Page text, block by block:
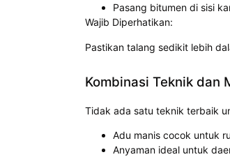
Pasang bitumen di sisi
Wajib Diperhatikan:
Pastikan talang sedikit lebih
Kombinasi Teknik dan
Tidak ada satu teknik terbaik
Adu manis cocok untuk
Anyaman ideal untuk